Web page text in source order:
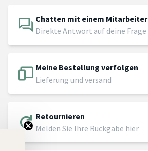
Chatten mit einem Mitarbeiter
Direkte Antwort auf deine Frage
Meine Bestellung verfolgen
Lieferung und versand
Retournieren
Melden Sie Ihre Rückgabe hier